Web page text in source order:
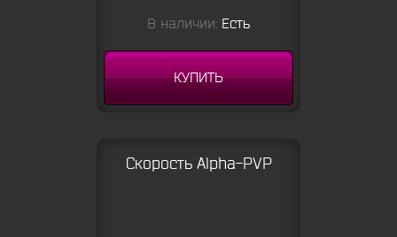
В наличии: Есть
КУПИТЬ
Скорость Alpha-PVP